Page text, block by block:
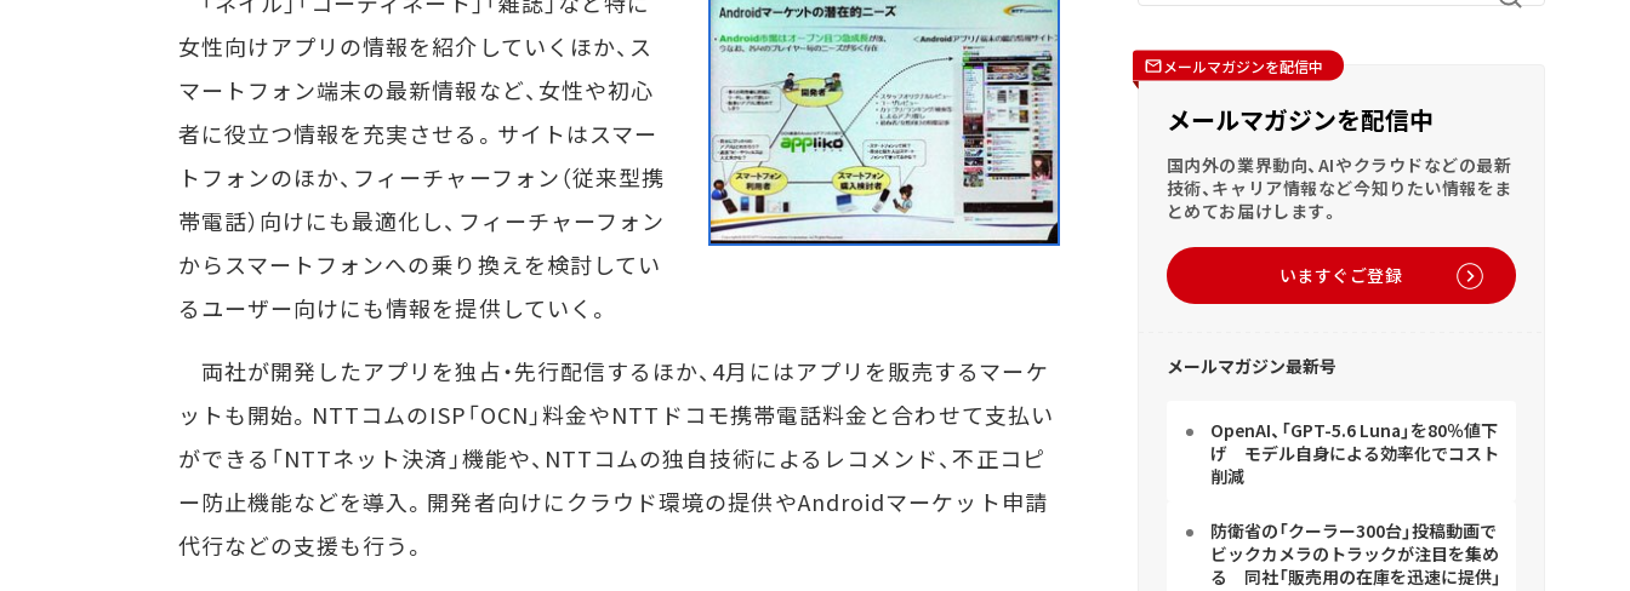
女性向けアプリの情報を紹介していくほか、ス
マートフォン端末の最新情報など、女性や初心
者に役立つ情報を充実させる。サイトはスマー
トフォンのほか、フィーチャーフォン（従来型携
帯電話）向けにも最適化し、フィーチャーフォン
からスマートフォンへの乗り換えを検討してい
るユーザー向けにも情報を提供していく。
両社が開発したアプリを独占・先行配信するほか、4月にはアプリを販売するマーケ
ットも開始。NTTコムのISP「OCN」料金やNTTドコモ携帯電話料金と合わせて支払い
ができる「NTTネット決済」機能や、NTTコムの独自技術によるレコメンド、不正コピ
ー防止機能などを導入。開発者向けにクラウド環境の提供やAndroidマーケット申請
代行などの支援も行う。
メールマガジンを配信中
メールマガジンを配信中
国内外の業界動向、AIやクラウドなどの最新
技術、キャリア情報など今知りたい情報をま
とめてお届けします。
いますぐご登録
メールマガジン最新号
OpenAI、「GPT-5.6 Luna」を80％値下
げ モデル自身による効率化でコスト
削減
防衛省の「クーラー300台」投稿動画で
ビックカメラのトラックが注目を集め
る 同社「販売用の在庫を迅速に提供」